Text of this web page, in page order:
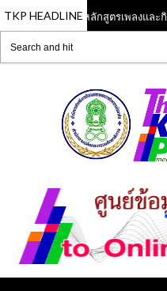
TKP HEADLINE
13 Jun 2023 หลักสูตรเพลงและกิจ